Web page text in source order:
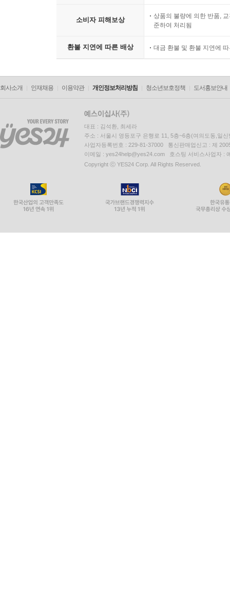
소비자 피해보상
상품의 불량에 의한 반품,
준하여 처리됨
환불 지연에 따른 배상 대금 환불 및 환불 지연에
회사소개 인재채용 이용약관 개인정보처리방침 청소년보호정책 도서홍보안내
대표 : 김석환, 최세라
주소 : 서울시 영등포구 은행로 11, 5층~6층(여의도동,일신
사업자등록번호 : 229-81-37000 통신판매업신고 : 제
이메일 : yes24help@yes24.com 호스팅 서비스사업자 :
Copyright ⓒ YES24 Corp. All Rights Reserved.